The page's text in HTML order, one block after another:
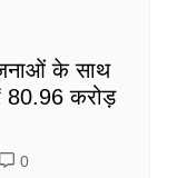
के साथ
80.96 करोड़
0